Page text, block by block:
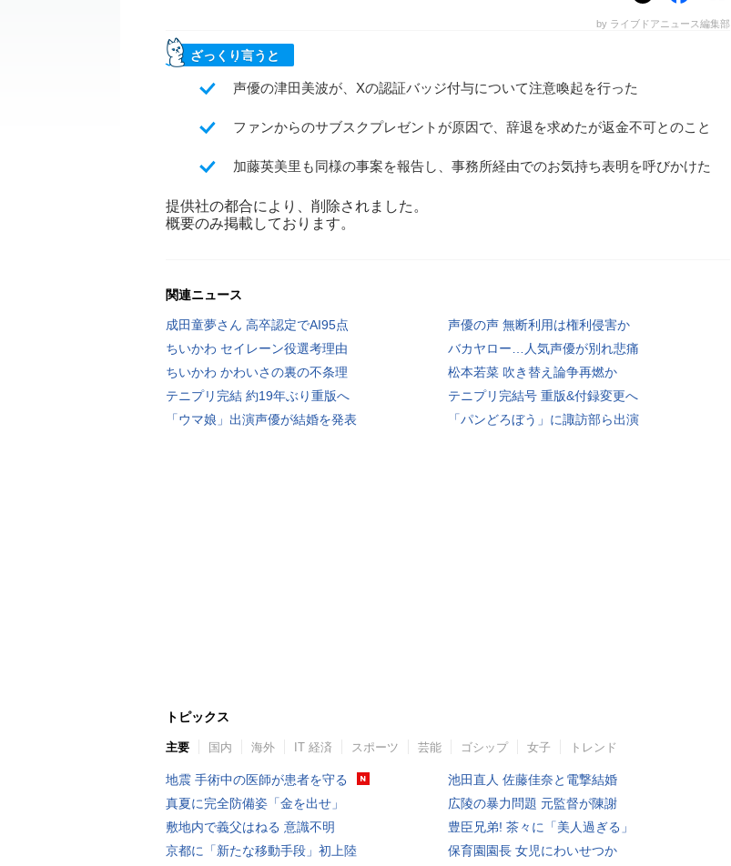
by ライブドアニュース編集部
ざっくり言うと
声優の津田美波が、Xの認証バッジ付与について注意喚起を行った
ファンからのサブスクプレゼントが原因で、辞退を求めたが返金不可とのこと
加藤英美里も同様の事案を報告し、事務所経由でのお気持ち表明を呼びかけた
提供社の都合により、削除されました。
概要のみ掲載しております。
関連ニュース
成田童夢さん 高卒認定でAI95点
声優の声 無断利用は権利侵害か
ちいかわ セイレーン役選考理由
バカヤロー…人気声優が別れ悲痛
ちいかわ かわいさの裏の不条理
松本若菜 吹き替え論争再燃か
テニプリ完結 約19年ぶり重版へ
テニプリ完結号 重版&付録変更へ
「ウマ娘」出演声優が結婚を発表
「パンどろぼう」に諏訪部ら出演
トピックス
主要 国内 海外 IT 経済 スポーツ 芸能 ゴシップ 女子 トレンド
地震 手術中の医師が患者を守る
真夏に完全防備姿「金を出せ」
敷地内で義父はねる 意識不明
京都に「新たな移動手段」初上陸
池田直人 佐藤佳奈と電撃結婚
広陵の暴力問題 元監督が陳謝
豊臣兄弟! 茶々に「美人過ぎる」
保育園園長 女児にわいせつか